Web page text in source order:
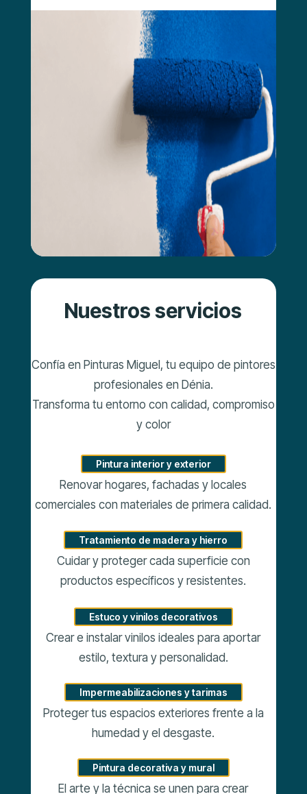
Nuestros servicios
Confía en Pinturas Miguel, tu equipo de pintores
profesionales en Dénia.
Transforma tu entorno con calidad, compromiso
y color
Pintura interior y exterior
Renovar hogares, fachadas y locales
comerciales con materiales de primera calidad.
Tratamiento de madera y hierro
Cuidar y proteger cada superficie con
productos específicos y resistentes.
Estuco y vinilos decorativos
Crear e instalar vinilos ideales para aportar
estilo, textura y personalidad.
Impermeabilizaciones y tarimas
Proteger tus espacios exteriores frente a la
humedad y el desgaste.
Pintura decorativa y mural
El arte y la técnica se unen para crear